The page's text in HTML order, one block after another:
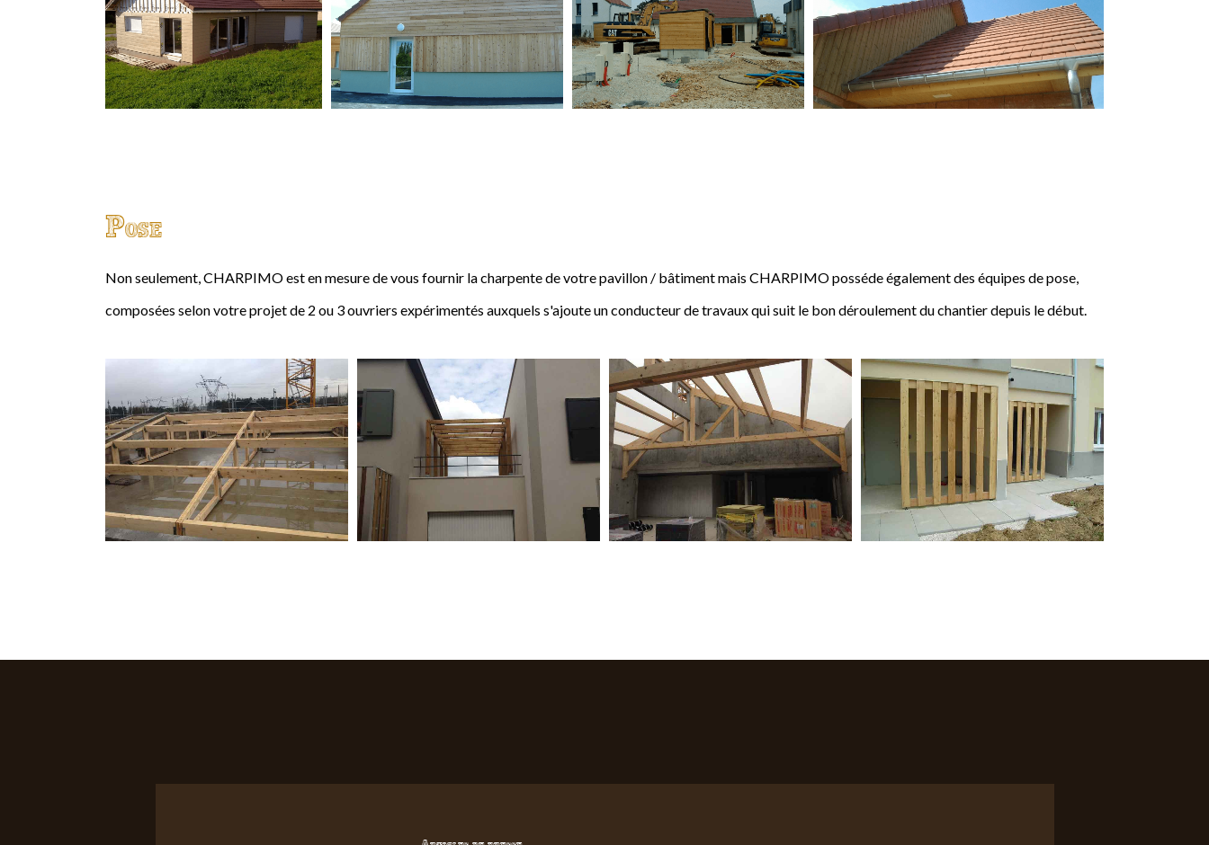
Pose
Non seulement, CHARPIMO est en mesure de vous fournir la charpente de votre pavillon / bâtiment mais CHARPIMO posséde également des équipes de pose,
composées selon votre projet de 2 ou 3 ouvriers expérimentés auxquels s'ajoute un conducteur de travaux qui suit le bon déroulement du chantier depuis le début.